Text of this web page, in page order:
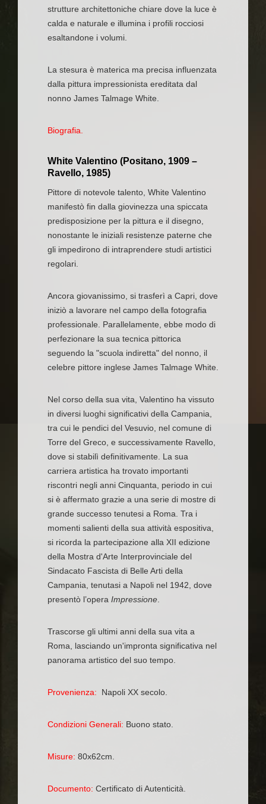
strutture architettoniche chiare dove la luce è
calda e naturale e illumina i profili rocciosi
esaltandone i volumi.
La stesura è materica ma precisa influenzata
dalla pittura impressionista ereditata dal
nonno James Talmage White.
Biografia.
​White Valentino (Positano, 1909 –
Ravello, 1985)
​Pittore di notevole talento, White Valentino
manifestò fin dalla giovinezza una spiccata
predisposizione per la pittura e il disegno,
nonostante le iniziali resistenze paterne che
gli impedirono di intraprendere studi artistici
regolari.
​Ancora giovanissimo, si trasferì a Capri, dove
iniziò a lavorare nel campo della fotografia
professionale. Parallelamente, ebbe modo di
perfezionare la sua tecnica pittorica
seguendo la "scuola indiretta" del nonno, il
celebre pittore inglese James Talmage White.
​Nel corso della sua vita, Valentino ha vissuto
in diversi luoghi significativi della Campania,
tra cui le pendici del Vesuvio, nel comune di
Torre del Greco, e successivamente Ravello,
dove si stabilì definitivamente. La sua
carriera artistica ha trovato importanti
riscontri negli anni Cinquanta, periodo in cui
si è affermato grazie a una serie di mostre di
grande successo tenutesi a Roma. Tra i
momenti salienti della sua attività espositiva,
si ricorda la partecipazione alla XII edizione
della Mostra d'Arte Interprovinciale del
Sindacato Fascista di Belle Arti della
Campania, tenutasi a Napoli nel 1942, dove
presentò l’opera Impressione
​Trascorse gli ultimi anni della sua vita a
Roma, lasciando un'impronta significativa nel
panorama artistico del suo tempo.
Provenienza: Napoli XX secolo.
Condizioni Generali: Buono stato.
Misure: 80x62cm.
Documento: Certificato di Autenticità.